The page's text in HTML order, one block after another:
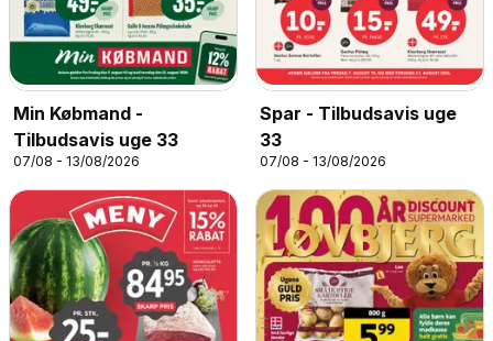
Min Købmand -
Tilbudsavis uge 33
07/08 - 13/08/2026
Spar - Tilbudsavis uge
33
07/08 - 13/08/2026